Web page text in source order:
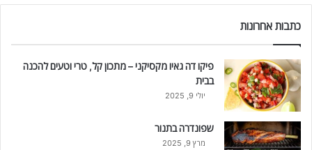
כתבות אחרונות
פיקו דה גאיו מקסיקני – מתכון קל, טרי וטעים להכנה
בבית
יולי 9, 2025
שפונדרה בתנור
מרץ 9, 2025